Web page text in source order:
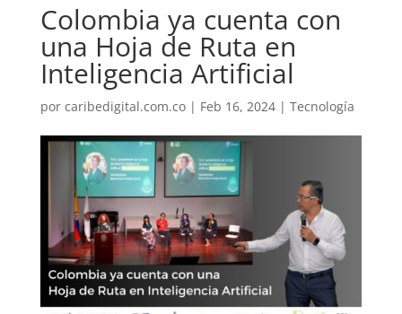
Colombia ya cuenta con
una Hoja de Ruta en
Inteligencia Artificial
por caribedigital.com.co| Feb 16, 2024| Tecnología